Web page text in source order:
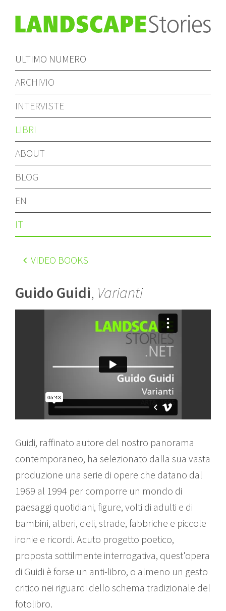
ULTIMO NUMERO
ARCHIVIO
INTERVISTE
LIBRI
ABOUT
BLOG
EN
IT
VIDEO BOOKS
Guido Guidi, Varianti
Guidi, raffinato autore del nostro panorama
contemporaneo, ha selezionato dalla sua vasta
produzione una serie di opere che datano dal
1969 al 1994 per comporre un mondo di
paesaggi quotidiani, figure, volti di adulti e di
bambini, alberi, cieli, strade, fabbriche e piccole
ironie e ricordi. Acuto progetto poetico,
proposta sottilmente interrogativa, quest'opera
di Guidi è forse un anti-libro, o almeno un gesto
critico nei riguardi dello schema tradizionale del
fotolibro.